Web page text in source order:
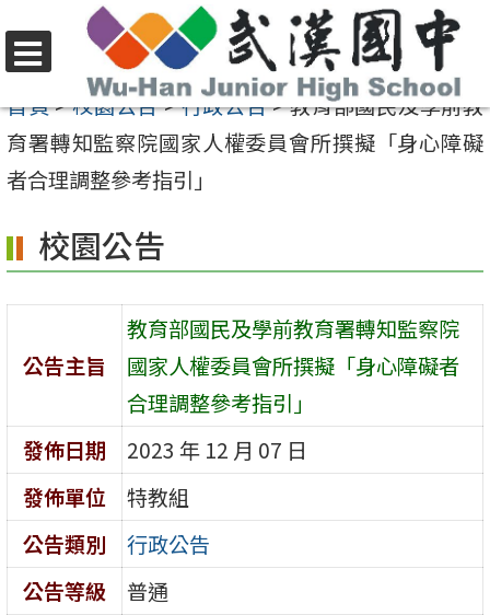
至
要
內
區
選
單
首頁>校園公告>行政公告>教育部國民及學前教
育署轉知監察院國家人權委員會所撰擬「身心障礙
者合理調整參考指引」
校園公告
公告主旨
教育部國民及學前教育署轉知監察院
國家人權委員會所撰擬「身心障礙者
合理調整參考指引」
發佈日期
2023 年 12 月 07 日
發佈單位
特教組
公告類別
行政公告
公告等級
普通